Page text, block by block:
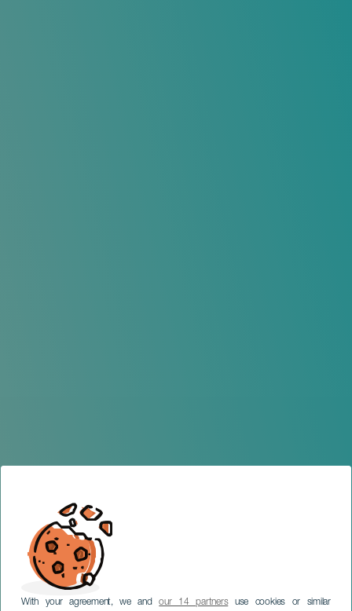
With your agreement, we andour 14 partnersuse cookies or similar